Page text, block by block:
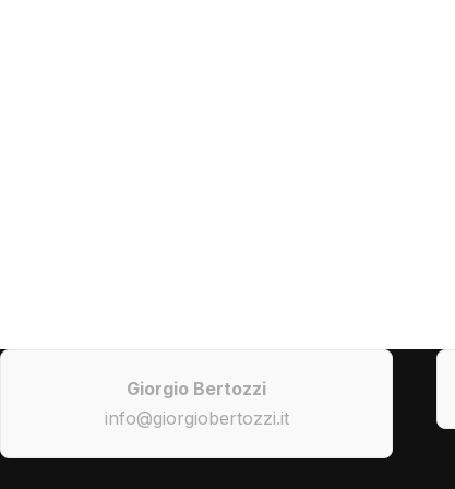
Giorgio Bertozzi
info@giorgiobertozzi.it